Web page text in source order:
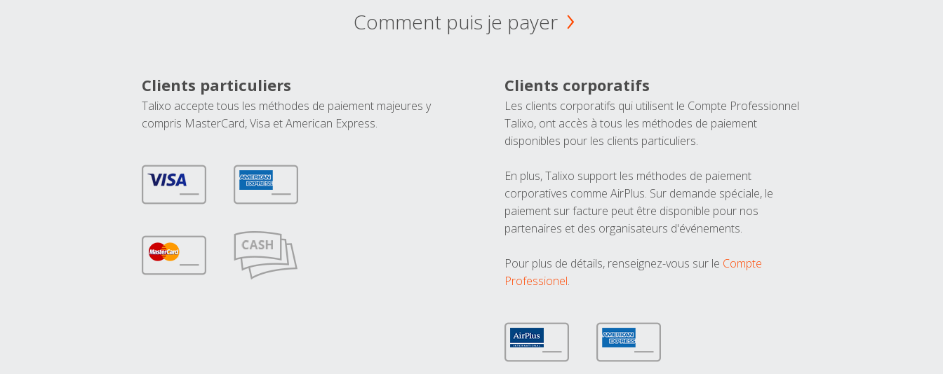
Comment puis je payer
Clients particuliers
Talixo accepte tous les méthodes de paiement majeures y
compris MasterCard, Visa et American Express.
Clients corporatifs
Les clients corporatifs qui utilisent le Compte Professionnel
Talixo, ont accès à tous les méthodes de paiement
disponibles pour les clients particuliers.
En plus, Talixo support les méthodes de paiement
corporatives comme AirPlus. Sur demande spéciale, le
paiement sur facture peut être disponible pour nos
partenaires et des organisateurs d'événements.
Pour plus de détails, renseignez-vous sur le Compte
Professionel.